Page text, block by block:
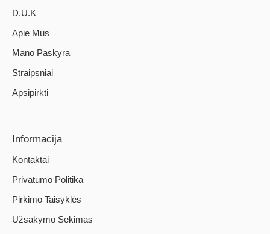
D.U.K
Apie Mus
Mano Paskyra
Straipsniai
Apsipirkti
Informacija
Kontaktai
Privatumo Politika
Pirkimo Taisyklės
Užsakymo Sekimas